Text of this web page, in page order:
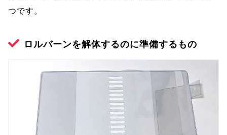
つです。
ロルバーンを解体するのに準備するもの